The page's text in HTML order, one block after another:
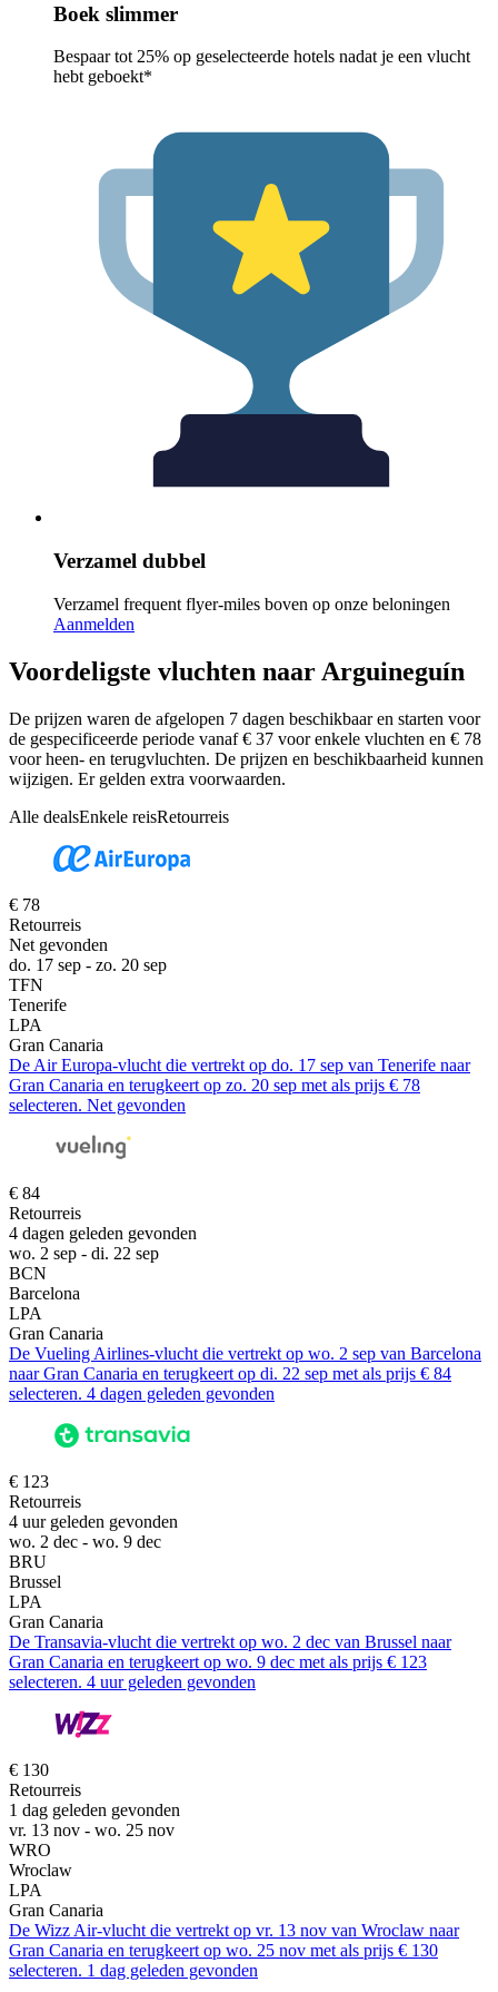
Boek slimmer
Bespaar tot 25% op geselecteerde hotels nadat je een vlucht
hebt geboekt*
Verzamel dubbel
Verzamel frequent flyer-miles boven op onze beloningen
Aanmelden
Voordeligste vluchten naar Arguineguín
De prijzen waren de afgelopen 7 dagen beschikbaar en starten voor
de gespecificeerde periode vanaf € 37 voor enkele vluchten en € 78
voor heen- en terugvluchten. De prijzen en beschikbaarheid kunnen
wijzigen. Er gelden extra voorwaarden.
Alle dealsEnkele reisRetourreis
€ 78
Retourreis
Net gevonden
do. 17 sep - zo. 20 sep
TFN
Tenerife
LPA
Gran Canaria
De Air Europa-vlucht die vertrekt op do. 17 sep van Tenerife naar
Gran Canaria en terugkeert op zo. 20 sep met als prijs € 78
selecteren. Net gevonden
€ 84
Retourreis
4 dagen geleden gevonden
wo. 2 sep - di. 22 sep
BCN
Barcelona
LPA
Gran Canaria
De Vueling Airlines-vlucht die vertrekt op wo. 2 sep van Barcelona
naar Gran Canaria en terugkeert op di. 22 sep met als prijs € 84
selecteren. 4 dagen geleden gevonden
€ 123
Retourreis
4 uur geleden gevonden
wo. 2 dec - wo. 9 dec
BRU
Brussel
LPA
Gran Canaria
De Transavia-vlucht die vertrekt op wo. 2 dec van Brussel naar
Gran Canaria en terugkeert op wo. 9 dec met als prijs € 123
selecteren. 4 uur geleden gevonden
€ 130
Retourreis
1 dag geleden gevonden
vr. 13 nov - wo. 25 nov
WRO
Wroclaw
LPA
Gran Canaria
De Wizz Air-vlucht die vertrekt op vr. 13 nov van Wroclaw naar
Gran Canaria en terugkeert op wo. 25 nov met als prijs € 130
selecteren. 1 dag geleden gevonden